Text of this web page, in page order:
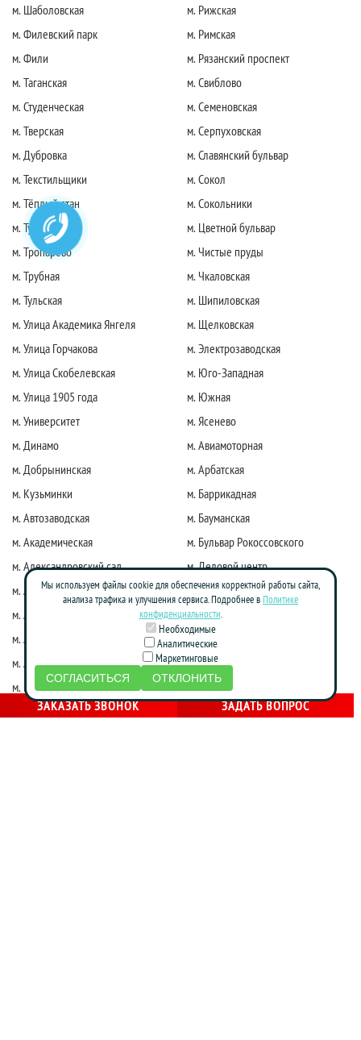
м. Шаболовская
м. Филевский парк
м. Фили
м. Таганская
м. Студенческая
м. Тверская
м. Дубровка
м. Текстильщики
м. Тёплый стан
м. Тушинская
м. Тропарево
м. Трубная
м. Тульская
м. Улица Академика Янгеля
м. Улица Горчакова
м. Улица Скобелевская
м. Улица 1905 года
м. Университет
м. Динамо
м. Добрынинская
м. Кузьминки
м. Автозаводская
м. Академическая
м. Александровский сад
м. Алексеевская
м. Алма-Атинская
м. Алтуфьево
м. Аннино
м. Бабушкинская
м. Достоевская
м. Рижская
м. Римская
м. Рязанский проспект
м. Свиблово
м. Семеновская
м. Серпуховская
м. Славянский бульвар
м. Сокол
м. Сокольники
м. Цветной бульвар
м. Чистые пруды
м. Чкаловская
м. Шипиловская
м. Щелковская
м. Электрозаводская
м. Юго-Западная
м. Южная
м. Ясенево
м. Авиамоторная
м. Арбатская
м. Баррикадная
м. Бауманская
м. Бульвар Рокоссовского
м. Деловой центр
м. Киевская
м. Коломенская
м. Краснопресненская
м. Красные ворота
м. Марксистская
м. Маяковская
ЗАКАЗАТЬ ЗВОНОК ЗАДАТЬ ВОПРОС
Мы используем файлы cookie для обеспечения корректной работы сайта,
анализа трафика и улучшения сервиса. Подробнее вПолитике
конфиденциальности.
Необходимые
Аналитические
Маркетинговые
СОГЛАСИТЬСЯ ОТКЛОНИТЬ